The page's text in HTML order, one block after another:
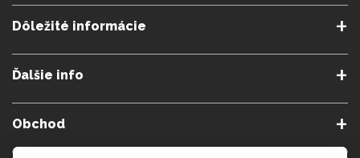
Dôležité informácie
Ochrana osobných údajov
Cookies nastavenia
Ďalšie info
Obchod